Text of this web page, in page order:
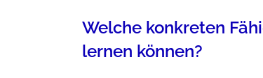
Welche konkreten
lernen können?